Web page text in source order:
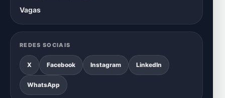
Vagas
REDES SOCIAIS
X Facebook Instagram LinkedIn
WhatsApp